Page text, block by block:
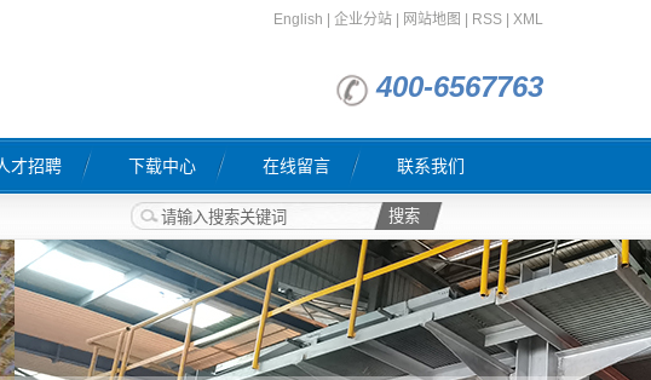
English 企业分站| 网站地图 RSS| XML
400-6567763
才招聘 下载中心 在线留言 联系我们